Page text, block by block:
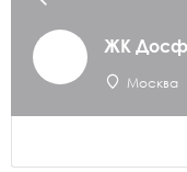
ЖК
Москва